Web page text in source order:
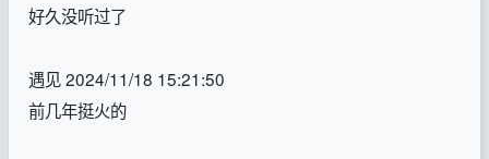
好久没听过了
遇见 2024/11/18 15:21:50
前几年挺火的